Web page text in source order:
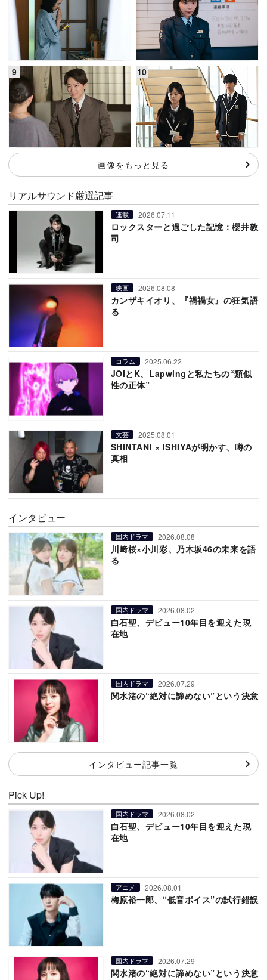
画像をもっと見る
リアルサウンド厳選記事
連載 2026.07.11
ロックスターと過ごした記憶：櫻井敦
司
映画 2026.08.08
カンザキイオリ、『禍禍女』の狂気語
る
コラム 2025.06.22
JOIとK、Lapwingと私たちの“類似
性の正体”
文芸 2025.08.01
SHINTANI × ISHIYAが明かす、噂の
真相
インタビュー
国内ドラマ 2026.08.08
川﨑桜×小川彩、乃木坂46の未来を語
る
国内ドラマ 2026.08.02
白石聖、デビュー10年目を迎えた現
在地
国内ドラマ 2026.07.29
関水渚の“絶対に諦めない”という決意
インタビュー記事一覧
Pick Up!
国内ドラマ 2026.08.02
白石聖、デビュー10年目を迎えた現
在地
アニメ 2026.08.01
梅原裕一郎、“低音ボイス”の試行錯誤
国内ドラマ 2026.07.29
関水渚の“絶対に諦めない”という決意